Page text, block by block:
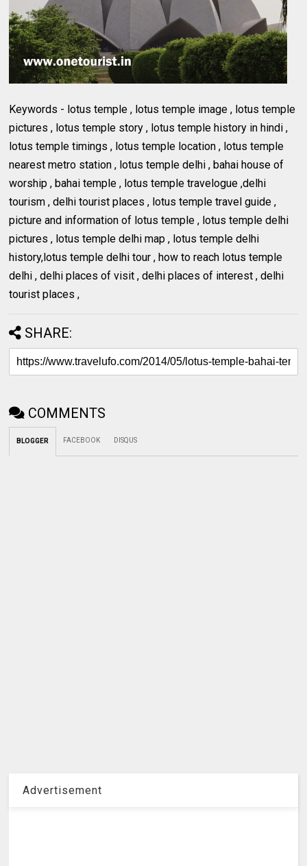
Keywords - lotus temple , lotus temple image , lotus temple
pictures , lotus temple story , lotus temple history in hindi ,
lotus temple timings , lotus temple location , lotus temple
nearest metro station , lotus temple delhi , bahai house of
worship , bahai temple , lotus temple travelogue ,delhi
tourism , delhi tourist places , lotus temple travel guide ,
picture and information of lotus temple , lotus temple delhi
pictures , lotus temple delhi map , lotus temple delhi
history,lotus temple delhi tour , how to reach lotus temple
delhi , delhi places of visit , delhi places of interest , delhi
tourist places ,
SHARE:
COMMENTS
BLOGGER FACEBOOK DISQUS
Advertisement